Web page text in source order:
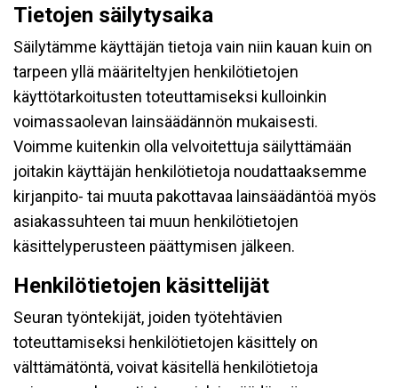
Tietojen säilytysaika
Säilytämme käyttäjän tietoja vain niin kauan kuin on
tarpeen yllä määriteltyjen henkilötietojen
käyttötarkoitusten toteuttamiseksi kulloinkin
voimassaolevan lainsäädännön mukaisesti.
Voimme kuitenkin olla velvoitettuja säilyttämään
joitakin käyttäjän henkilötietoja noudattaaksemme
kirjanpito- tai muuta pakottavaa lainsäädäntöä myös
asiakassuhteen tai muun henkilötietojen
käsittelyperusteen päättymisen jälkeen.
Henkilötietojen käsittelijät
Seuran työntekijät, joiden työtehtävien
toteuttamiseksi henkilötietojen käsittely on
välttämätöntä, voivat käsitellä henkilötietoja